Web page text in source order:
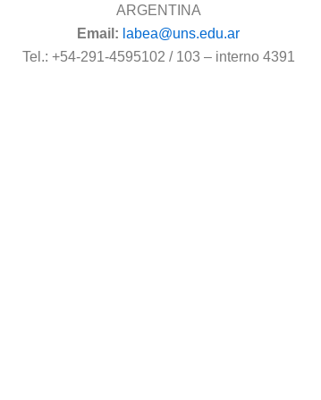
ARGENTINA
Email: labea@uns.edu.ar
Tel.: +54-291-4595102 / 103 – interno 4391